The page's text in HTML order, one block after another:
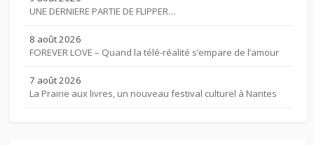
UNE DERNIERE PARTIE DE FLIPPER…
8 août 2026
FOREVER LOVE – Quand la télé-réalité s’empare de l’amour
7 août 2026
La Prairie aux livres, un nouveau festival culturel à Nantes